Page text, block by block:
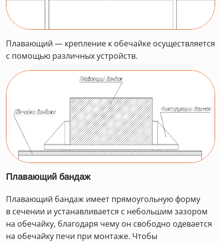
Плавающий — крепление к обечайке осуществляется
с помощью различных устройств.
Плавающий бандаж
Плавающий бандаж имеет прямоугольную форму
в сечении и устанавливается с небольшим зазором
на обечайку, благодаря чему он свободно одевается
на обечайку печи при монтаже. Чтобы